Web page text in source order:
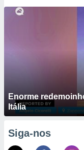
Enorme
Itália
Siga-nos